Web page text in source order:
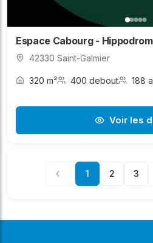
Espace Cabourg -
42330 Saint-Galmier
320 m² 400 debout 188
Voir les
1 2 3